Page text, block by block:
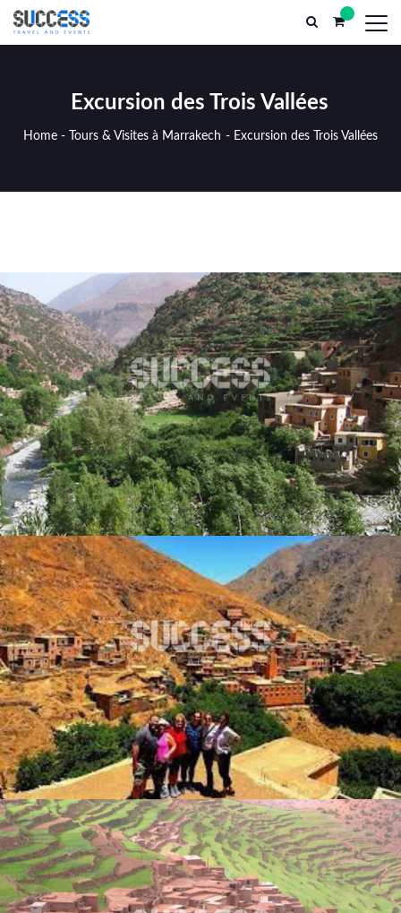
Parc El Yasmine, n°13, Marrakech Médina (AR) Maroc
Excursion des Trois Vallées
Home- Tours & Visites à Marrakech - Excursion des Trois Vallées